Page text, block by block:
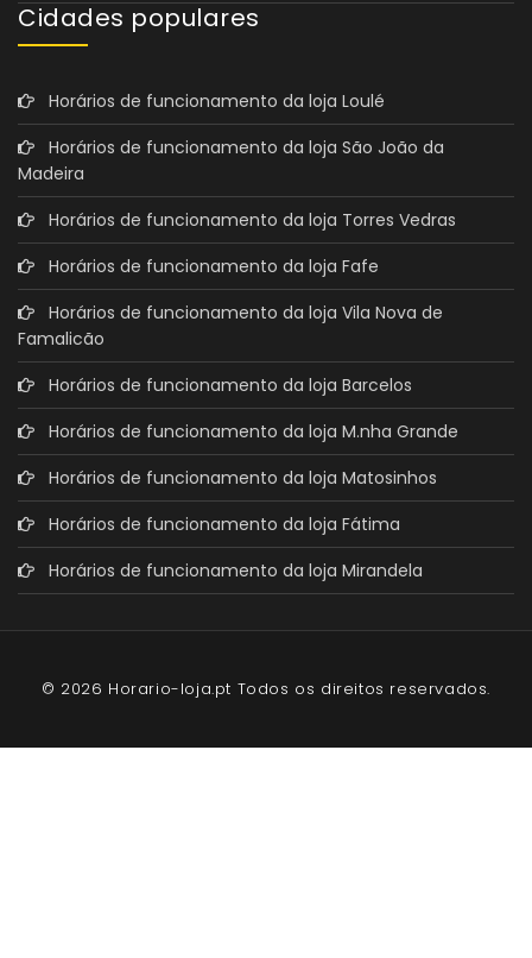
Cidades populares
Horários de funcionamento da loja Loulé
Horários de funcionamento da loja São João da
Madeira
Horários de funcionamento da loja Torres Vedras
Horários de funcionamento da loja Fafe
Horários de funcionamento da loja Vila Nova de
Famalicão
Horários de funcionamento da loja Barcelos
Horários de funcionamento da loja M.nha Grande
Horários de funcionamento da loja Matosinhos
Horários de funcionamento da loja Fátima
Horários de funcionamento da loja Mirandela
© 2026 Horario-loja.pt Todos os direitos reservados.